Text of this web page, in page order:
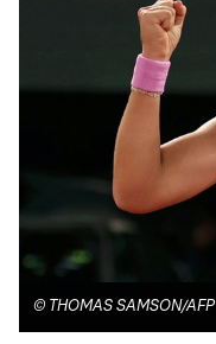
© THOMAS SAMSON/AFP